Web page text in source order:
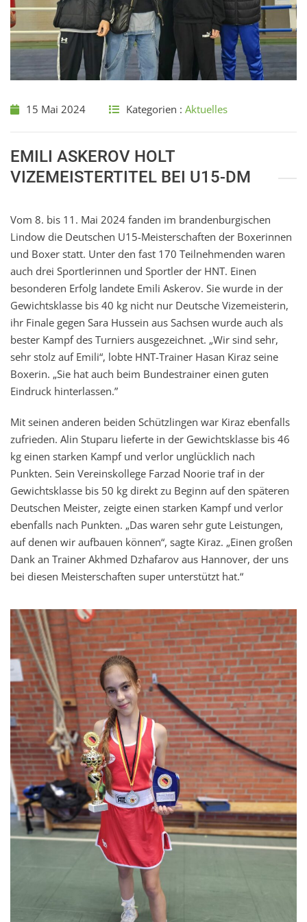
15 Mai 2024 Kategorien : Aktuelles
EMILI ASKEROV HOLT
VIZEMEISTERTITEL BEI U15-DM
Vom 8. bis 11. Mai 2024 fanden im brandenburgischen
Lindow die Deutschen U15-Meisterschaften der Boxerinnen
und Boxer statt. Unter den fast 170 Teilnehmenden waren
auch drei Sportlerinnen und Sportler der HNT. Einen
besonderen Erfolg landete Emili Askerov. Sie wurde in der
Gewichtsklasse bis 40 kg nicht nur Deutsche Vizemeisterin,
ihr Finale gegen Sara Hussein aus Sachsen wurde auch als
bester Kampf des Turniers ausgezeichnet. „Wir sind sehr,
sehr stolz auf Emili“, lobte HNT-Trainer Hasan Kiraz seine
Boxerin. „Sie hat auch beim Bundestrainer einen guten
Eindruck hinterlassen.”
Mit seinen anderen beiden Schützlingen war Kiraz ebenfalls
zufrieden. Alin Stuparu lieferte in der Gewichtsklasse bis 46
kg einen starken Kampf und verlor unglücklich nach
Punkten. Sein Vereinskollege Farzad Noorie traf in der
Gewichtsklasse bis 50 kg direkt zu Beginn auf den späteren
Deutschen Meister, zeigte einen starken Kampf und verlor
ebenfalls nach Punkten. „Das waren sehr gute Leistungen,
auf denen wir aufbauen können“, sagte Kiraz. „Einen großen
Dank an Trainer Akhmed Dzhafarov aus Hannover, der uns
bei diesen Meisterschaften super unterstützt hat.“